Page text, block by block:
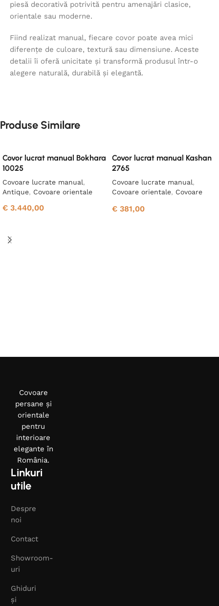
piesă decorativă potrivită pentru amenajări clasice,
orientale sau moderne.
Fiind realizat manual, fiecare covor poate avea mici
diferențe de culoare, textură sau dimensiune. Aceste
detalii îi oferă unicitate și transformă produsul într-o
alegere naturală, durabilă și elegantă.
Produse Similare
Covor lucrat manual Bokhara
10025
Covoare lucrate manual,
Antique, Covoare orientale
€ 3.440,00
Covor lucrat manual Kashan
2765
Covoare lucrate manual,
Covoare orientale, Covoare
€ 381,00
Covoare
persane și
orientale
pentru
interioare
elegante în
România.
Linkuri
utile
Despre
noi
Contact
Showroom-
uri
Ghiduri
și